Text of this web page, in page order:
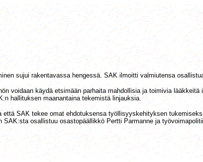
sujui rakentavassa hengessä. SAK ilmoitti valmiutensa
voidaan käydä etsimään parhaita mahdollisia ja toimivia
hallituksen maanantaina tekemistä linjauksia.
SAK tekee omat ehdotuksensa työllisyyskehityksen
osallistuu osastopäällikkö Pertti Parmanne ja